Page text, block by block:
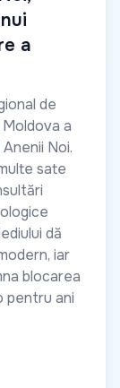
a
de
a
Noi.
sate
dă
iar
blocarea
pentru ani